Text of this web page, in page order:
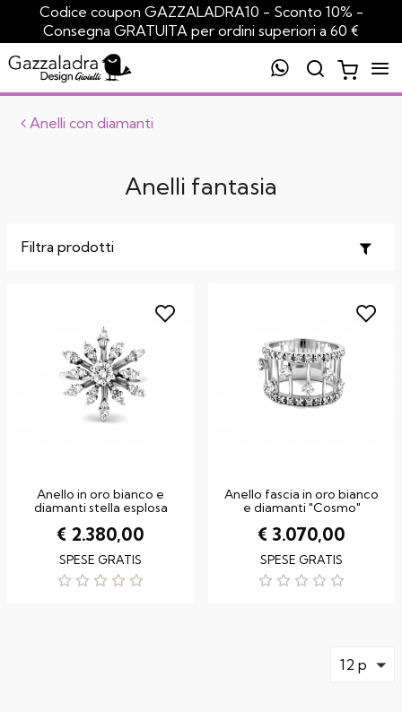
Codice coupon GAZZALADRA10 - Sconto 10% -
Consegna GRATUITA per ordini superiori a 60 €
Anelli con diamanti
Anelli fantasia
Filtra prodotti
Anello in oro bianco e
diamanti stella esplosa
€ 2.380,00
SPESE GRATIS
Anello fascia in oro bianco
e diamanti "Cosmo"
€ 3.070,00
SPESE GRATIS
12 p